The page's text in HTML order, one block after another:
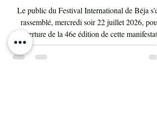
Le public du Festival International de Béja
rassemblé, mercredi soir 22 juillet 2026, pour
l'ouverture de la 46e édition de cette
culturelle, dans le Complexe culturel de la ville,
le rendez-vous était avec l'artiste tunisienne